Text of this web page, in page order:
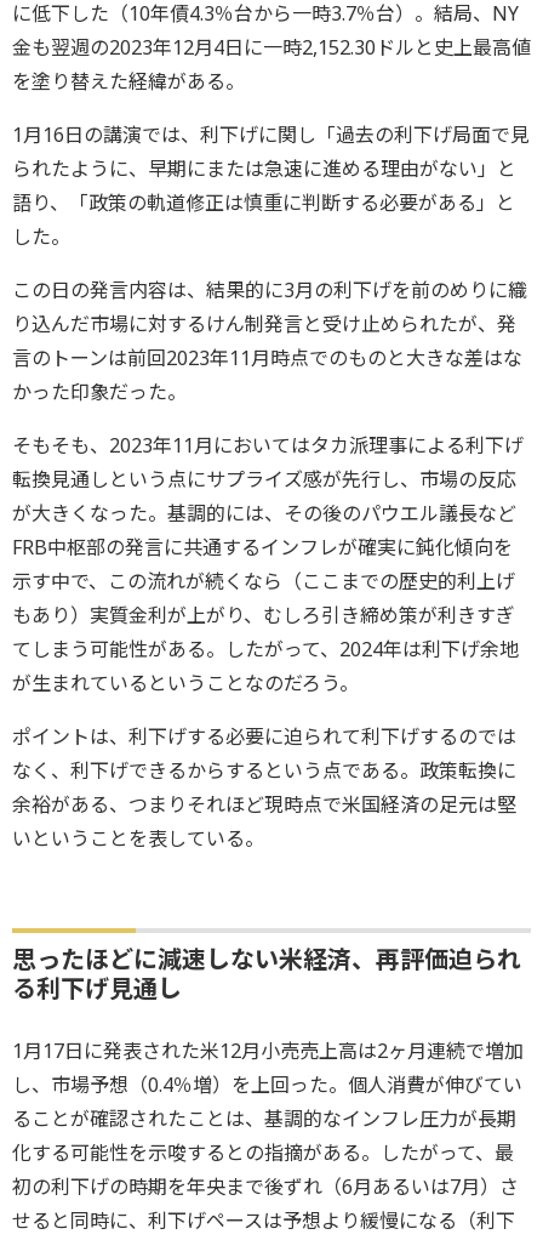
に低下した（10年債4.3％台から一時3.7％台）。結局、NY
金も翌週の2023年12月4日に一時2,152.30ドルと史上最高値
を塗り替えた経緯がある。
1月16日の講演では、利下げに関し「過去の利下げ局面で見
られたように、早期にまたは急速に進める理由がない」と
語り、「政策の軌道修正は慎重に判断する必要がある」と
した。
この日の発言内容は、結果的に3月の利下げを前のめりに織
り込んだ市場に対するけん制発言と受け止められたが、発
言のトーンは前回2023年11月時点でのものと大きな差はな
かった印象だった。
そもそも、2023年11月においてはタカ派理事による利下げ
転換見通しという点にサプライズ感が先行し、市場の反応
が大きくなった。基調的には、その後のパウエル議長など
FRB中枢部の発言に共通するインフレが確実に鈍化傾向を
示す中で、この流れが続くなら（ここまでの歴史的利上げ
もあり）実質金利が上がり、むしろ引き締め策が利きすぎ
てしまう可能性がある。したがって、2024年は利下げ余地
が生まれているということなのだろう。
ポイントは、利下げする必要に迫られて利下げするのでは
なく、利下げできるからするという点である。政策転換に
余裕がある、つまりそれほど現時点で米国経済の足元は堅
いということを表している。
思ったほどに減速しない米経済、再評価迫られ
る利下げ見通し
1月17日に発表された米12月小売売上高は2ヶ月連続で増加
し、市場予想（0.4％増）を上回った。個人消費が伸びてい
ることが確認されたことは、基調的なインフレ圧力が長期
化する可能性を示唆するとの指摘がある。したがって、最
初の利下げの時期を年央まで後ずれ（6月あるいは7月）さ
せると同時に、利下げペースは予想より緩慢になる（利下